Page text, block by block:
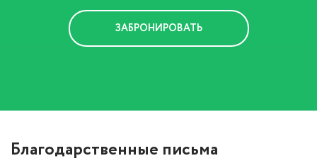
Благодарственные письма